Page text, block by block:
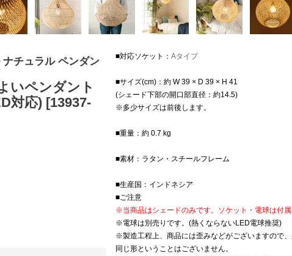
チュラル ペンダン
いペンダント
対応) [13937-
■対応ソケット： Aタイプ
■サイズ(cm)：約 W 39 × D 39 × H 41
(シェード下部の開口部直径：約14.5)
※多少サイズは前後します。
■重量：約 0.7 kg
■素材：ラタン・スチールフレーム
■生産国：インドネシア
■ご注意
※当商品はシェードのみです。ソケット・電球は付属
※電球は別売りです。(熱くならないLED電球推奨)
※製造工程上、商品には歪みなどがございますので
同じ形ということはございません。